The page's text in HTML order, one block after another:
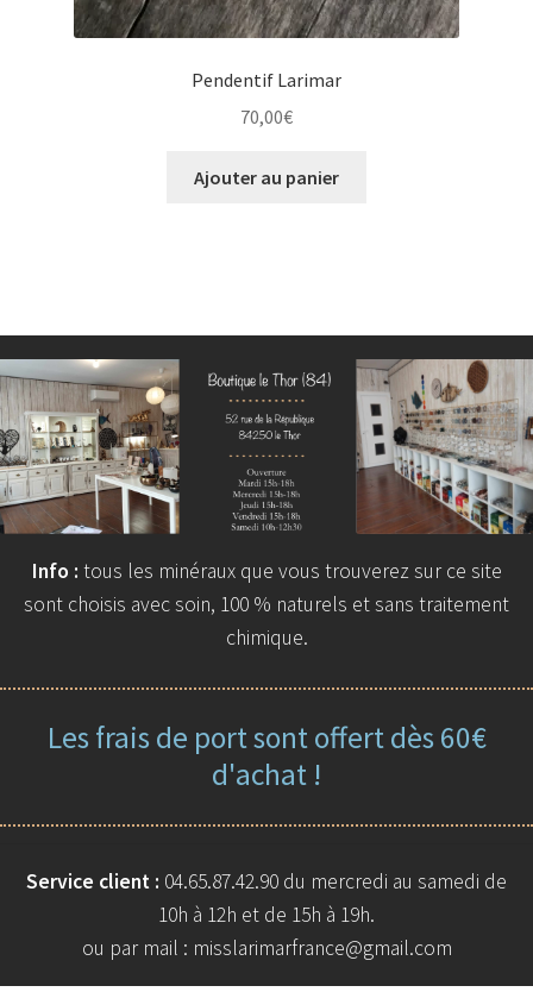
Pendentif Larimar
70,00€
Ajouter au panier
Info : tous les minéraux que vous trouverez sur ce site
sont choisis avec soin, 100 % naturels et sans traitement
chimique.
Les frais de port sont offert dès 60€
d'achat !
Service client : 04.65.87.42.90 du mercredi au samedi de
10h à 12h et de 15h à 19h.
ou par mail : misslarimarfrance@gmail.com